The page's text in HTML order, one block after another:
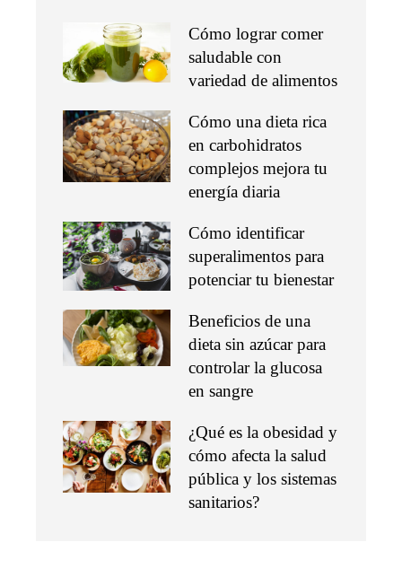
Cómo lograr comer
saludable con
variedad de alimentos
Cómo una dieta rica
en carbohidratos
complejos mejora tu
energía diaria
Cómo identificar
superalimentos para
potenciar tu bienestar
Beneficios de una
dieta sin azúcar para
controlar la glucosa
en sangre
¿Qué es la obesidad y
cómo afecta la salud
pública y los sistemas
sanitarios?